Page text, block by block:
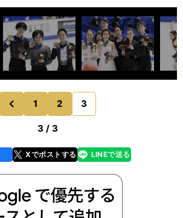
前
のページへ
1 2 3
3 / 3
Xでポストする
line LINEで送る